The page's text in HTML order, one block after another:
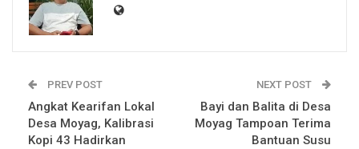
PREV POST
Angkat Kearifan Lokal
Desa Moyag, Kalibrasi
Kopi 43 Hadirkan
NEXT POST
Bayi dan Balita di Desa
Moyag Tampoan Terima
Bantuan Susu